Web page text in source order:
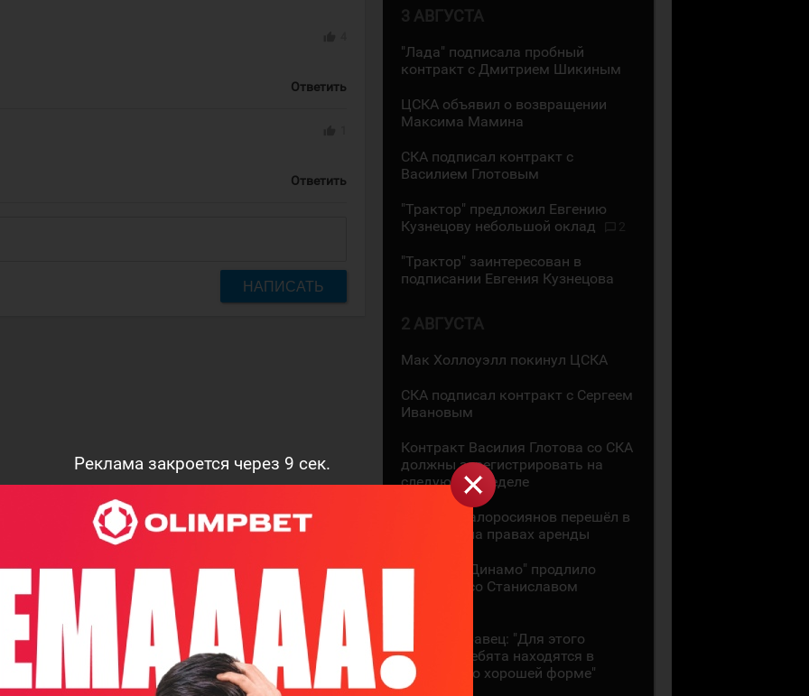
Реклама закроется через 8 сек.
Ответить
Ответить
НАПИСАТЬ
3 АВГУСТА
"Лада" подписала пробный
контракт с Дмитрием Шикиным
ЦСКА объявил о возвращении
Максима Мамина
СКА подписал контракт с
Василием Глотовым
"Трактор" предложил Евгению
Кузнецову небольшой оклад
"Трактор" заинтересован в
подписании Евгения Кузнецова
2 АВГУСТА
Мак Холлоуэлл покинул ЦСКА
СКА подписал контракт с Сергеем
Ивановым
Контракт Василия Глотова со СКА
должны зарегистрировать на
следующей неделе
Даниил Малоросиянов перешёл в
"Шанхай" на правах аренды
Минское "Динамо" продлило
контракт со Станиславом
Михаил Кравец: "Для этого
времени ребята находятся в
достаточно хорошей форме"